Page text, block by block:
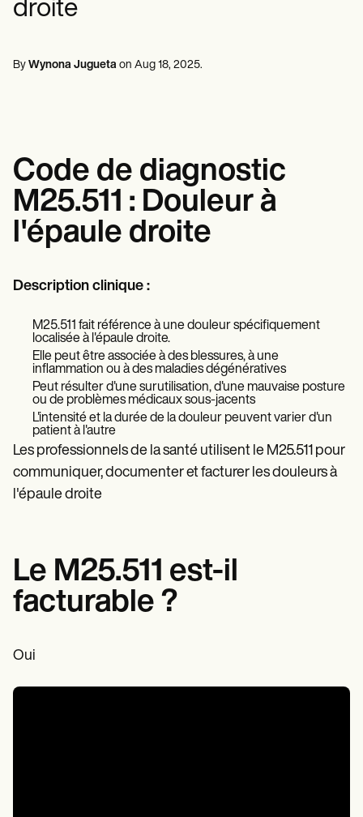
Professionnels de la santé mentale
Psychologues
Guides de ressources
Comparaison
Guides des applications
Modèles
Codes ICD
Procedure Codes
Modèle de note SOAP
Social Work Treatment Plans
DAR Note Template
Patient Visit Summary Template
Help Center
Demos
Training Hub
Webinars
Switch to Carepatron
Become a Partner
Pricing
Why Carepatron?
Insurance claims
Speech therapists
Life coaches
droite
By Wynona Jugueta on Aug 18, 2025.
Code de diagnostic
M25.511 : Douleur à
l'épaule droite
Description clinique :
M25.511 fait référence à une douleur spécifiquement
localisée à l'épaule droite.
Elle peut être associée à des blessures, à une
inflammation ou à des maladies dégénératives
Peut résulter d'une surutilisation, d'une mauvaise posture
ou de problèmes médicaux sous-jacents
L'intensité et la durée de la douleur peuvent varier d'un
patient à l'autre
Les professionnels de la santé utilisent le M25.511 pour
communiquer, documenter et facturer les douleurs à
l'épaule droite
Le M25.511 est-il
facturable ?
Oui